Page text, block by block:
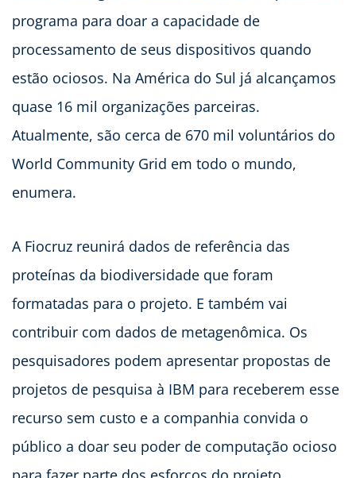
programa para doar a capacidade de
processamento de seus dispositivos quando
estão ociosos. Na América do Sul já alcançamos
quase 16 mil organizações parceiras.
Atualmente, são cerca de 670 mil voluntários do
World Community Grid em todo o mundo,
enumera.
A Fiocruz reunirá dados de referência das
proteínas da biodiversidade que foram
formatadas para o projeto. E também vai
contribuir com dados de metagenômica. Os
pesquisadores podem apresentar propostas de
projetos de pesquisa à IBM para receberem esse
recurso sem custo e a companhia convida o
público a doar seu poder de computação ocioso